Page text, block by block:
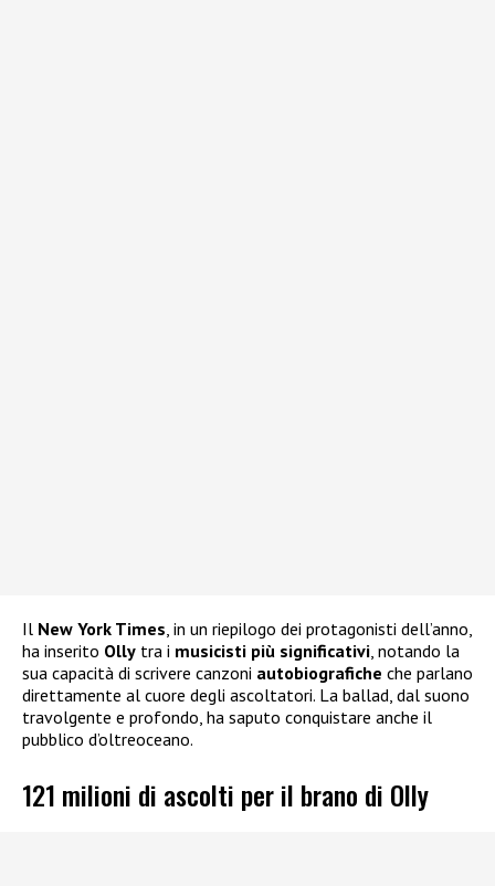
Il New York Times , in un riepilogo dei protagonisti dell’anno,
ha inserito Olly tra i musicisti più significativi , notando la
sua capacità di scrivere canzoni autobiografiche che parlano
direttamente al cuore degli ascoltatori. La ballad, dal suono
travolgente e profondo, ha saputo conquistare anche il
pubblico d’oltreoceano.
121 milioni di ascolti per il brano di Olly